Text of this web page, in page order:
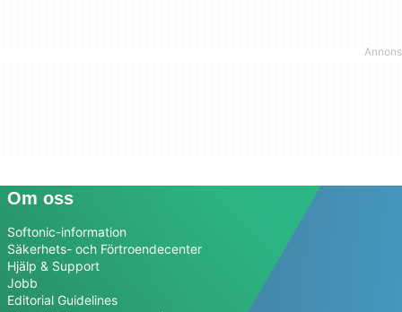
Om oss
Softonic-information
Säkerhets- och Förtroendecenter
Hjälp & Support
Jobb
Editorial Guidelines